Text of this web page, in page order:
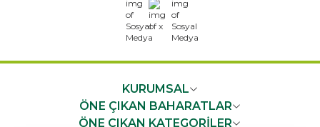
x
KURUMSAL
ÖNE ÇIKAN BAHARATLAR
ÖNE ÇIKAN KATEGORİLER